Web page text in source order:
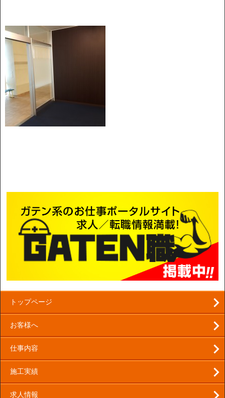
トップページ
お客様へ
仕事内容
施工実績
求人情報